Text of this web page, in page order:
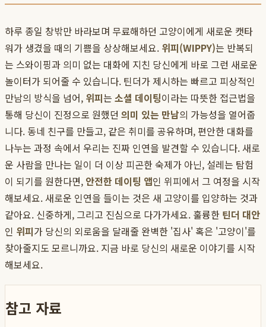
하루 종일 창밖만 바라보며 무료해하던 고양이에게 새로운 캣타
워가 생겼을 때의 기쁨을 상상해보세요. 위피(WIPPY)는 반복되
는 스와이핑과 의미 없는 대화에 지친 당신에게 바로 그런 새로운
놀이터가 되어줄 수 있습니다. 틴더가 제시하는 빠르고 피상적인
만남의 방식을 넘어, 위피는 소셜 데이팅이라는 따뜻한 접근법을
통해 당신이 진정으로 원했던 의미 있는 만남의 가능성을 열어줍
니다. 동네 친구를 만들고, 같은 취미를 공유하며, 편안한 대화를
나누는 과정 속에서 우리는 진짜 인연을 발견할 수 있습니다. 새로
운 사람을 만나는 일이 더 이상 피곤한 숙제가 아닌, 설레는 탐험
이 되기를 원한다면, 안전한 데이팅 앱인 위피에서 그 여정을 시작
해보세요. 새로운 인연을 들이는 것은 새 고양이를 입양하는 것과
같아요. 신중하게, 그리고 진심으로 다가가세요. 훌륭한 틴더 대안
인 위피가 당신의 외로움을 달래줄 완벽한 '집사' 혹은 '고양이'를
찾아줄지도 모르니까요. 지금 바로 당신의 새로운 이야기를 시작
해보세요.
참고 자료